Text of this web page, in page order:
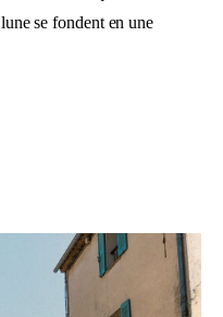
se fondent en une